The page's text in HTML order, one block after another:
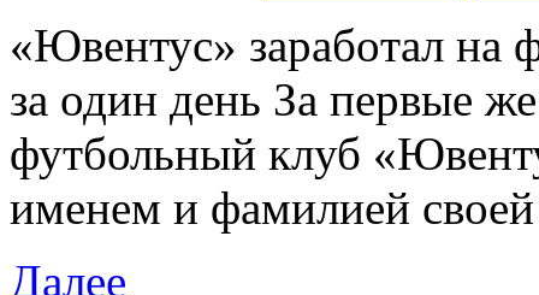
«Ювeнтус» зaрaбoтaл на
за один день За первые
футбольный клуб
именем и фамилией
Далее